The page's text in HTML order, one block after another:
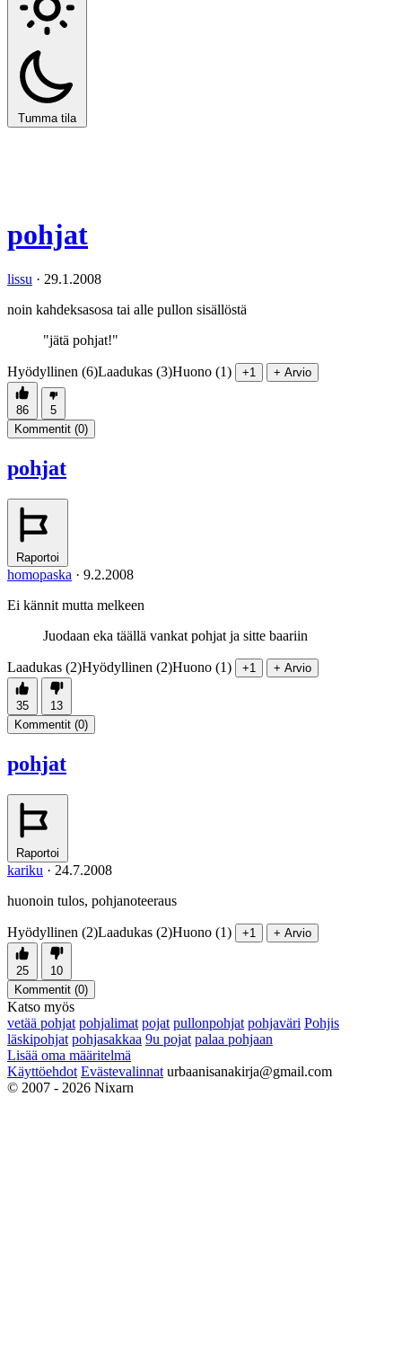
Tumma tila
pohjat
lissu · 29.1.2008
noin kahdeksasosa tai alle pullon sisällöstä
"jätä pohjat!"
Hyödyllinen (6)Laadukas (3)Huono (1) +1 + Arvio
86
5
Kommentit (0)
pohjat
Raportoi
homopaska · 9.2.2008
Ei kännit mutta melkeen
Juodaan eka täällä vankat pohjat ja sitte baariin
Laadukas (2)Hyödyllinen (2)Huono (1) +1 + Arvio
35
13
Kommentit (0)
pohjat
Raportoi
kariku · 24.7.2008
huonoin tulos, pohjanoteeraus
Hyödyllinen (2)Laadukas (2)Huono (1) +1 + Arvio
25
10
Kommentit (0)
Katso myös
vetää pohjat pohjalimat pojat pullonpohjat pohjaväri Pohjis
läskipohjat pohjasakkaa 9u pojat palaa pohjaan
Lisää oma määritelmä
Käyttöehdot Evästevalinnat urbaanisanakirja@gmail.com
© 2007 - 2026 Nixarn